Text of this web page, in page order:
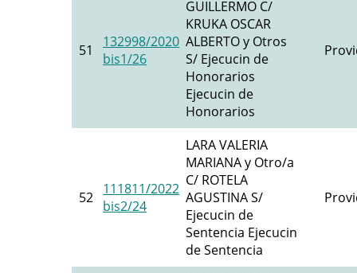
51
132998/2020
bis1/26
GUILLERMO C/
KRUKA OSCAR
ALBERTO y Otros
S/ Ejecucin de
Honorarios
Ejecucin de
Honorarios
52
111811/2022
bis2/24
LARA VALERIA
MARIANA y Otro/a
C/ ROTELA
AGUSTINA S/
Ejecucin de
Sentencia Ejecucin
de Sentencia